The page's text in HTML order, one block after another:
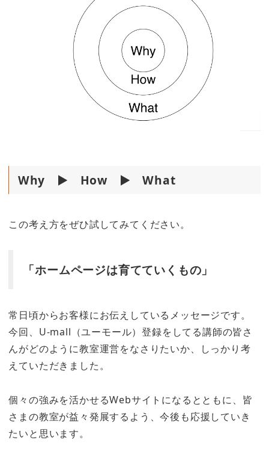
Why ▶︎ How ▶︎ What
この考え方をぜひ試してみてください。
「ホームページは育てていくもの」
常日頃からお客様にお伝えしているメッセージです。
今回、U-mall（ユーモール）登録をしてる講師の皆さ
んがどのように教室運営をなさりたいか、しっかり考
えていただきました。
個々の強みを活かせるWebサイトになるとともに、皆
さまの教室が益々発展するよう、今後も応援していき
たいと思います。